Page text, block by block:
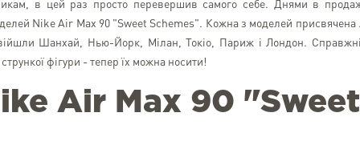
в цей раз просто перевершив самого себе. Днями в
Nike Air Max 90 "Sweet Schemes". Кожна з моделей присвячена
Шанхай, Нью-Йорк, Мілан, Токіо, Париж і Лондон.
фігури - тепер їх можна носити!
Air Max 90 "Sweet